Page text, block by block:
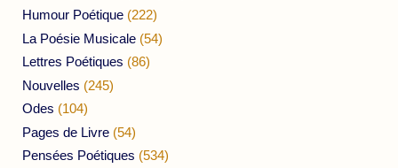
Humour Poétique (222)
La Poésie Musicale (54)
Lettres Poétiques (86)
Nouvelles (245)
Odes (104)
Pages de Livre (54)
Pensées Poétiques (534)